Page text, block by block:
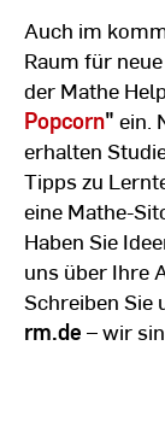
Auch im
Raum für
der Mathe
Popcorn" ein.
erhalten
Tipps zu
eine Mathe-
Haben Sie
uns über Ihre
Schreiben Sie
rm.de – wir